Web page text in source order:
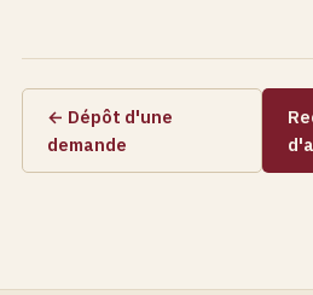
← Dépôt d'une
demande